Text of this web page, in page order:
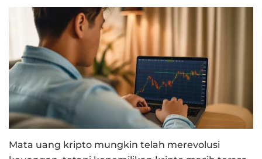
Mata uang kripto mungkin telah merevolusi